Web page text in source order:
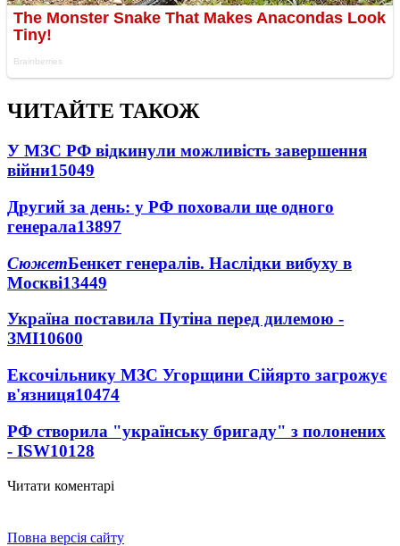
ЧИТАЙТЕ ТАКОЖ
У МЗС РФ відкинули можливість завершення
війни15049
Другий за день: у РФ поховали ще одного
генерала13897
СюжетБенкет генералів. Наслідки вибуху в
Москві13449
Україна поставила Путіна перед дилемою -
ЗМІ10600
Ексочільнику МЗС Угорщини Сійярто загрожує
в'язниця10474
РФ створила "українську бригаду" з полонених
- ISW10128
Читати коментарі
Повна версія сайту